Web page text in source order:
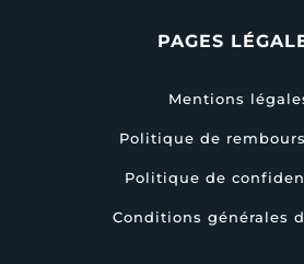
PAGES
Mentions
Politique de
Politique de
Conditions générales